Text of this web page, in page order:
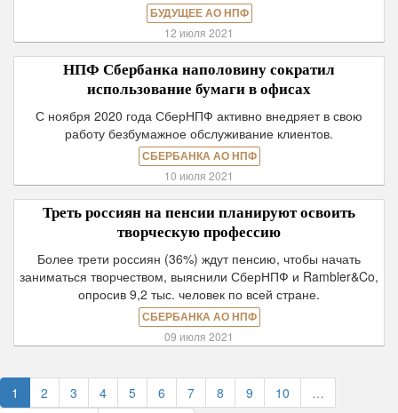
БУДУЩЕЕ АО НПФ
12 июля 2021
НПФ Сбербанка наполовину сократил
использование бумаги в офисах
С ноября 2020 года СберНПФ активно внедряет в свою
работу безбумажное обслуживание клиентов.
СБЕРБАНКА АО НПФ
10 июля 2021
Треть россиян на пенсии планируют освоить
творческую профессию
Более трети россиян (36%) ждут пенсию, чтобы начать
заниматься творчеством, выяснили СберНПФ и Rambler&Co,
опросив 9,2 тыс. человек по всей стране.
СБЕРБАНКА АО НПФ
09 июля 2021
1 2 3 4 5 6 7 8 9 10
…